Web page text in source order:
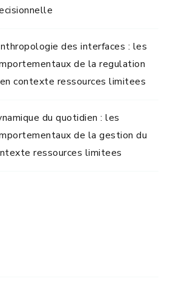
des interfaces : les
de la regulation
contexte ressources limitees
du quotidien : les
de la gestion du
ressources limitees